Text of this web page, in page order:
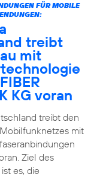
FÜR MOBILE
treibt
mit
KG voran
treibt den
mit
Ziel des
es, die